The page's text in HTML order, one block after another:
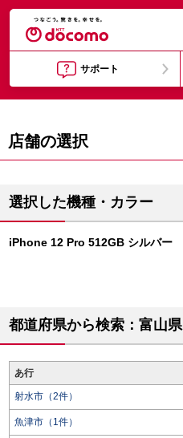
サポート
店舗の選択
選択した機種・カラー
iPhone 12 Pro 512GB シルバー
都道府県から検索：富山県
あ行
射水市（2件）
魚津市（1件）